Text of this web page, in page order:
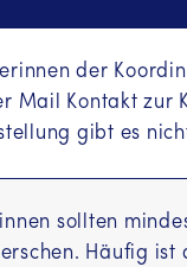
Af-Soomaali
(TI))
языке
der
Mail Kontakt zur
gibt es
sollten
Häufig